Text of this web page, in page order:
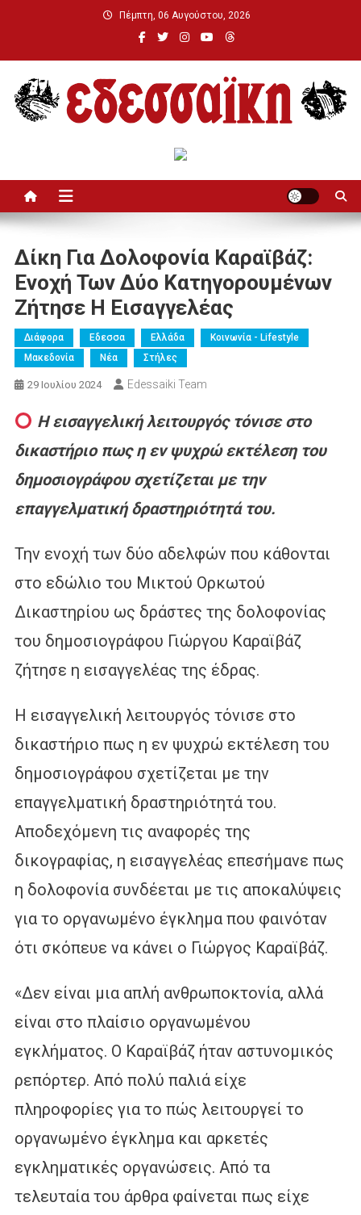
Πέμπτη, 06 Αυγούστου, 2026
Δίκη Για Δολοφονία Καραϊβάζ:
Ενοχή Των Δύο Κατηγορουμένων
Ζήτησε Η Εισαγγελέας
Διάφορα Εδεσσα Ελλάδα
Κοινωνία - Lifestyle
Μακεδονία
Νέα Στήλες
29 Ιουλίου 2024 Edessaiki Team
Η εισαγγελική λειτουργός τόνισε στο
δικαστήριο πως η εν ψυχρώ εκτέλεση του
δημοσιογράφου σχετίζεται με την
επαγγελματική δραστηριότητά του.
Την ενοχή των δύο αδελφών που κάθονται
στο εδώλιο του Μικτού Ορκωτού
Δικαστηρίου ως δράστες της δολοφονίας
του δημοσιογράφου Γιώργου Καραϊβάζ
ζήτησε η εισαγγελέας της έδρας.
Η εισαγγελική λειτουργός τόνισε στο
δικαστήριο πως η εν ψυχρώ εκτέλεση του
δημοσιογράφου σχετίζεται με την
επαγγελματική δραστηριότητά του.
Αποδεχόμενη τις αναφορές της
δικογραφίας, η εισαγγελέας επεσήμανε πως
η δολοφονία συνδέεται με τις αποκαλύψεις
για το οργανωμένο έγκλημα που φαινόταν
ότι σκόπευε να κάνει ο Γιώργος Καραϊβάζ.
«Δεν είναι μια απλή ανθρωποκτονία, αλλά
είναι στο πλαίσιο οργανωμένου
εγκλήματος. Ο Καραϊβάζ ήταν αστυνομικός
ρεπόρτερ. Από πολύ παλιά είχε
πληροφορίες για το πώς λειτουργεί το
οργανωμένο έγκλημα και αρκετές
εγκληματικές οργανώσεις. Από τα
τελευταία του άρθρα φαίνεται πως είχε